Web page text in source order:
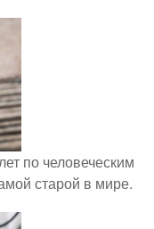
по человеческим
старой в мире.